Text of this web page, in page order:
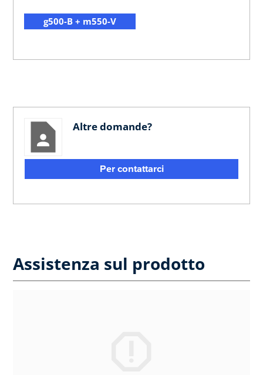
g500-B + m550-V
Altre domande?
Per contattarci
Assistenza sul prodotto